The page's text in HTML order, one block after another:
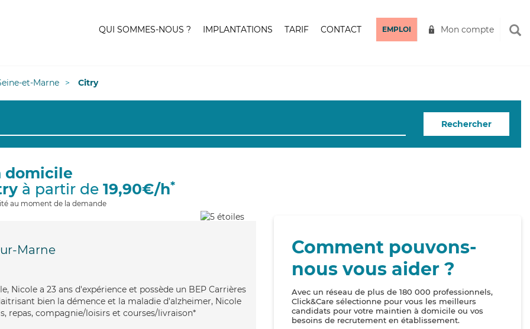
QUI SOMMES-NOUS ? IMPLANTATIONS TARIF CONTACT EMPLOI Mon compte
et-Marne Citry
Rechercher
domicile
à partir de 19,90€/h*
au moment de la demande
Marne
Nicole a 23 ans d'expérience et possède un BEP Carrières
bien la démence et la maladie d'alzheimer, Nicole
repas, compagnie/loisirs et courses/livraison*
Comment pouvons-
nous vous aider ?
Avec un réseau de plus de 180 000 professionnels,
Click&Care sélectionne pour vous les meilleurs
candidats pour votre maintien à domicile ou vos
besoins de recrutement en établissement.